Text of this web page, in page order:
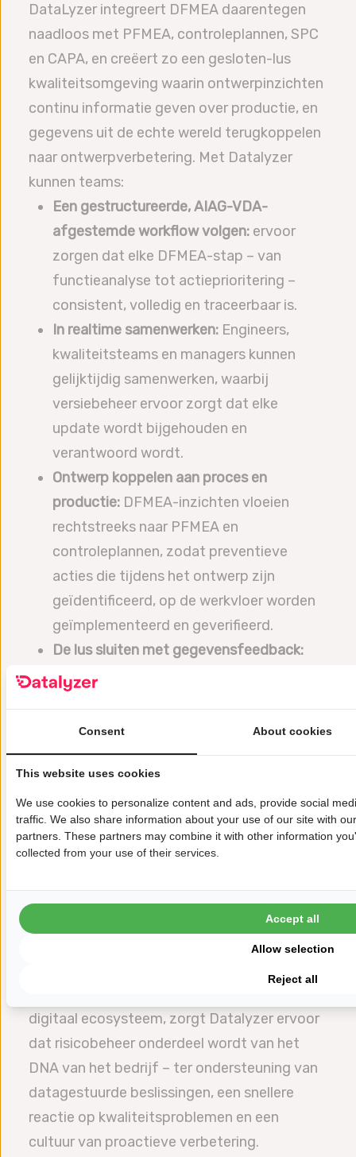
DataLyzer integreert DFMEA daarentegen
naadloos met PFMEA, controleplannen, SPC
en CAPA, en creëert zo een gesloten-lus
kwaliteitsomgeving waarin ontwerpinzichten
continu informatie geven over productie, en
gegevens uit de echte wereld terugkoppelen
naar ontwerpverbetering. Met Datalyzer
kunnen teams:
Een gestructureerde, AIAG-VDA-
afgestemde workflow volgen: ervoor
zorgen dat elke DFMEA-stap – van
functieanalyse tot actieprioritering –
consistent, volledig en traceerbaar is.
In realtime samenwerken: Engineers,
kwaliteitsteams en managers kunnen
gelijktijdig samenwerken, waarbij
versiebeheer ervoor zorgt dat elke
update wordt bijgehouden en
verantwoord wordt.
Ontwerp koppelen aan proces en
productie: DFMEA-inzichten vloeien
rechtstreeks naar PFMEA en
controleplannen, zodat preventieve
acties die tijdens het ontwerp zijn
geïdentificeerd, op de werkvloer worden
geïmplementeerd en geverifieerd.
De lus sluiten met gegevensfeedback:
Door integratie met SPC en CAPA kunnen
zich daadwerkelijk voordoen in de
terugkoppelen naar toekomstige DFMEA-
cycli.
Dit voortdurende feedbacksysteem
documentatieoefening in een kader voor
actief leren. Elke productrelease versterkt de
volgende ontwerpiteratie, waardoor kwaliteit
digitaal ecosysteem, zorgt Datalyzer ervoor
dat risicobeheer onderdeel wordt van het
DNA van het bedrijf – ter ondersteuning van
datagestuurde beslissingen, een snellere
reactie op kwaliteitsproblemen en een
cultuur van proactieve verbetering.
Consent About cookies
This website uses cookies
We use cookies to personalize content and ads, provide social
traffic. We also share information about your use of our site with
partners. These partners may combine it with other information
collected from your use of their services.
Reject all
Allow selection
Accept all